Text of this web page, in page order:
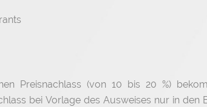
Preisnachlass (von 10 bis 20 %)
bei Vorlage des Ausweises nur in den